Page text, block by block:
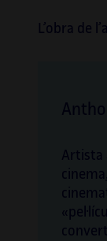
L’obra de
Artista